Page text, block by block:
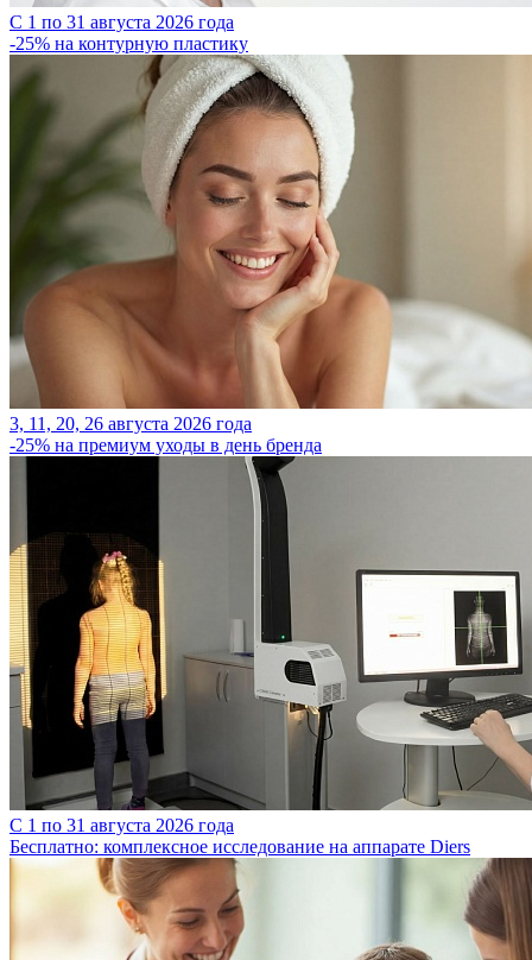
С 1 по 31 августа 2026 года
-25% на контурную пластику
3, 11, 20, 26 августа 2026 года
-25% на премиум уходы в день бренда
C 1 по 31 августа 2026 года
Бесплатно: комплексное исследование на аппарате Diers